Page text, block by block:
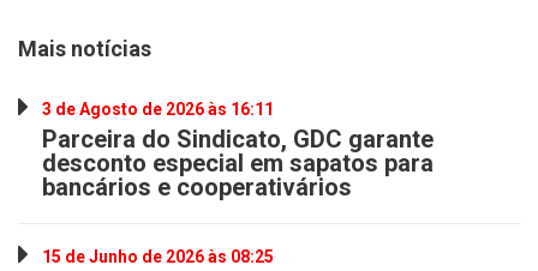
Mais notícias
3 de Agosto de 2026 às 16:11
Parceira do Sindicato, GDC garante
desconto especial em sapatos para
bancários e cooperativários
15 de Junho de 2026 às 08:25